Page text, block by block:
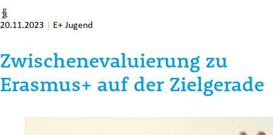
20.11.2023 | E+ Jugend
Zwischenevaluierung zu
Erasmus+ auf der Zielgerade